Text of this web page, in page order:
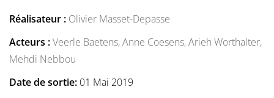
Réalisateur : Olivier Masset-Depasse
Acteurs :Veerle Baetens,Anne Coesens,Arieh Worthalter,
Mehdi Nebbou
Date de sortie: 01 Mai 2019